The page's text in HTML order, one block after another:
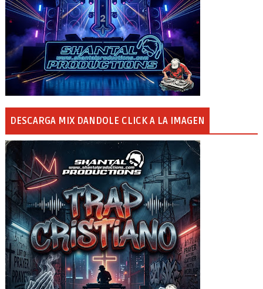
DESCARGA MIX DANDOLE CLICK A LA IMAGEN